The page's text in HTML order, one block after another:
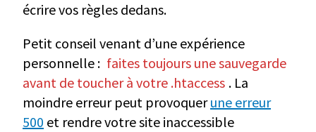
écrire vos règles dedans.
Petit conseil venant d’une expérience
personnelle : faites toujours une sauvegarde
avant de toucher à votre .htaccess . La
moindre erreur peut provoquerune erreur
500 et rendre votre site inaccessible